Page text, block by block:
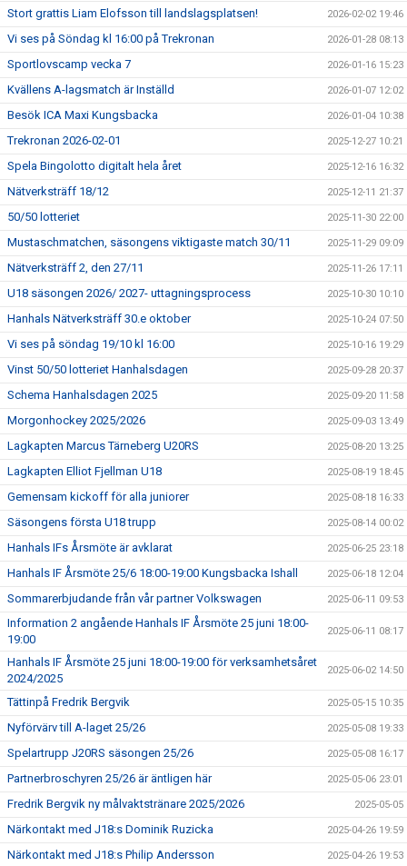
Stort grattis Liam Elofsson till landslagsplatsen! 2026-02-02 19:46
Vi ses på Söndag kl 16:00 på Trekronan 2026-01-28 08:13
Sportlovscamp vecka 7 2026-01-16 15:23
Kvällens A-lagsmatch är Inställd 2026-01-07 12:02
Besök ICA Maxi Kungsbacka 2026-01-04 10:38
Trekronan 2026-02-01 2025-12-27 10:21
Spela Bingolotto digitalt hela året 2025-12-16 16:32
Nätverksträff 18/12 2025-12-11 21:37
50/50 lotteriet 2025-11-30 22:00
Mustaschmatchen, säsongens viktigaste match 30/11 2025-11-29 09:09
Nätverksträff 2, den 27/11 2025-11-26 17:11
U18 säsongen 2026/ 2027- uttagningsprocess 2025-10-30 10:10
Hanhals Nätverksträff 30.e oktober 2025-10-24 07:50
Vi ses på söndag 19/10 kl 16:00 2025-10-16 19:29
Vinst 50/50 lotteriet Hanhalsdagen 2025-09-28 20:37
Schema Hanhalsdagen 2025 2025-09-20 11:58
Morgonhockey 2025/2026 2025-09-03 13:49
Lagkapten Marcus Tärneberg U20RS 2025-08-20 13:25
Lagkapten Elliot Fjellman U18 2025-08-19 18:45
Gemensam kickoff för alla juniorer 2025-08-18 16:33
Säsongens första U18 trupp 2025-08-14 00:02
Hanhals IFs Årsmöte är avklarat 2025-06-25 23:18
Hanhals IF Årsmöte 25/6 18:00-19:00 Kungsbacka Ishall 2025-06-18 12:04
Sommarerbjudande från vår partner Volkswagen 2025-06-11 09:53
Information 2 angående Hanhals IF Årsmöte 25 juni 18:00-
19:00
2025-06-11 08:17
Hanhals IF Årsmöte 25 juni 18:00-19:00 för verksamhetsåret
2024/2025
2025-06-02 14:50
Tättinpå Fredrik Bergvik 2025-05-15 10:35
Nyförvärv till A-laget 25/26 2025-05-08 19:33
Spelartrupp J20RS säsongen 25/26 2025-05-08 16:17
Partnerbroschyren 25/26 är äntligen här 2025-05-06 23:01
Fredrik Bergvik ny målvaktstränare 2025/2026 2025-05-05
Närkontakt med J18:s Dominik Ruzicka 2025-04-26 19:59
Närkontakt med J18:s Philip Andersson 2025-04-26 19:53